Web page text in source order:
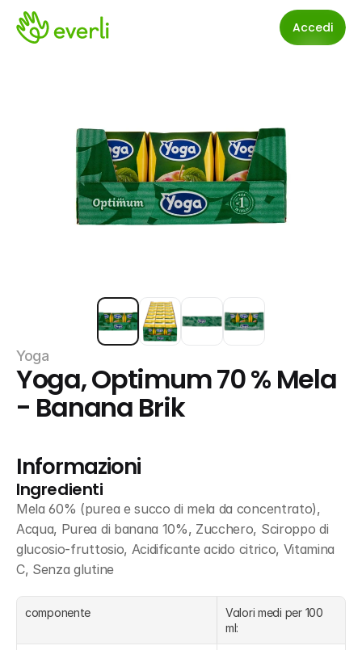
Accedi
Yoga
Yoga, Optimum 70 % Mela
- Banana Brik
Informazioni
Ingredienti
Mela 60% (purea e succo di mela da concentrato),
Acqua, Purea di banana 10%, Zucchero, Sciroppo di
glucosio-fruttosio, Acidificante acido citrico, Vitamina
C, Senza glutine
componente
Valori medi per 100
ml: